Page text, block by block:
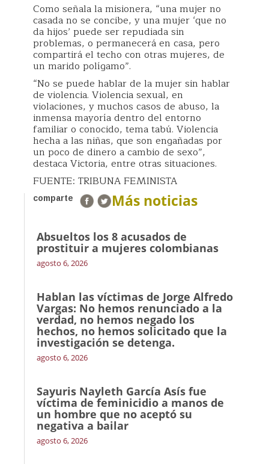
Como señala la misionera, “una mujer no
casada no se concibe, y una mujer ‘que no
da hijos’ puede ser repudiada sin
problemas, o permanecerá en casa, pero
compartirá el techo con otras mujeres, de
un marido polígamo”.
“No se puede hablar de la mujer sin hablar
de violencia. Violencia sexual, en
violaciones, y muchos casos de abuso, la
inmensa mayoría dentro del entorno
familiar o conocido, tema tabú. Violencia
hecha a las niñas, que son engañadas por
un poco de dinero a cambio de sexo”,
destaca Victoria, entre otras situaciones.
FUENTE: TRIBUNA FEMINISTA
comparte Más noticias
Absueltos los 8 acusados de
prostituir a mujeres colombianas
agosto 6, 2026
Hablan las víctimas de Jorge Alfredo
Vargas: No hemos renunciado a la
verdad, no hemos negado los
hechos, no hemos solicitado que la
investigación se detenga.
agosto 6, 2026
Sayuris Nayleth García Asís fue
víctima de feminicidio a manos de
un hombre que no aceptó su
negativa a bailar
agosto 6, 2026